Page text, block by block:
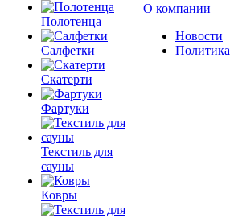
Полотенца
Салфетки
Скатерти
Фартуки
Текстиль для
сауны
Ковры
О компании
Новости
Политика